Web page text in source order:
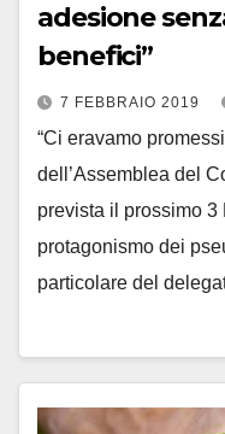
adesione
benefici”
7 FEBBRAIO 2019
“Ci eravamo
dell’Assemblea del
prevista il prossimo 3
protagonismo dei
particolare del